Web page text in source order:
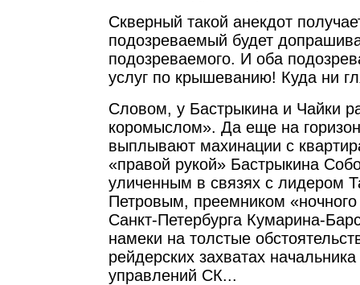
Скверный такой анекдот
подозреваемый будет
подозреваемого. И оба
услуг по крышеванию! Куда ни
Словом, у Бастрыкина и Чайки
коромыслом». Да еще на
выплывают махинации с
«правой рукой» Бастрыкина
уличенным в связях с лидером
Петровым, преемником «ночного
Санкт-Петербурга Кумарина-
намеки на толстые
рейдерских захватах
управлений СК...